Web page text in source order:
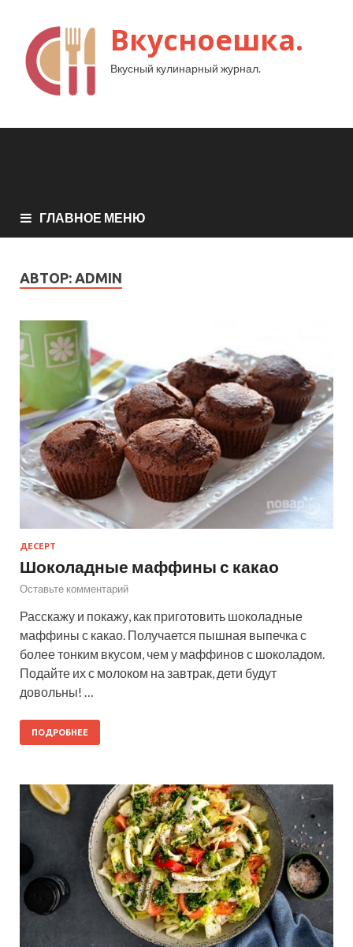
Вкусноешка.
Вкусный кулинарный журнал.
ГЛАВНОЕ МЕНЮ
АВТОР: ADMIN
ДЕСЕРТ
Шоколадные маффины с какао
Оставьте комментарий
Расскажу и покажу, как приготовить шоколадные
маффины с какао. Получается пышная выпечка с
более тонким вкусом, чем у маффинов с шоколадом.
Подайте их с молоком на завтрак, дети будут
довольны! …
ПОДРОБНЕЕ